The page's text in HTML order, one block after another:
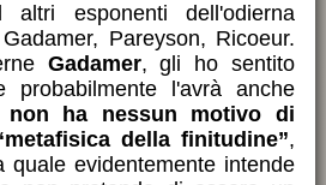
esponenti dell'odierna
Pareyson, Ricoeur.
Gadamer, gli ho sentito
l'avrà anche
non ha nessun motivo di
della finitudine”,
quale evidentemente intende